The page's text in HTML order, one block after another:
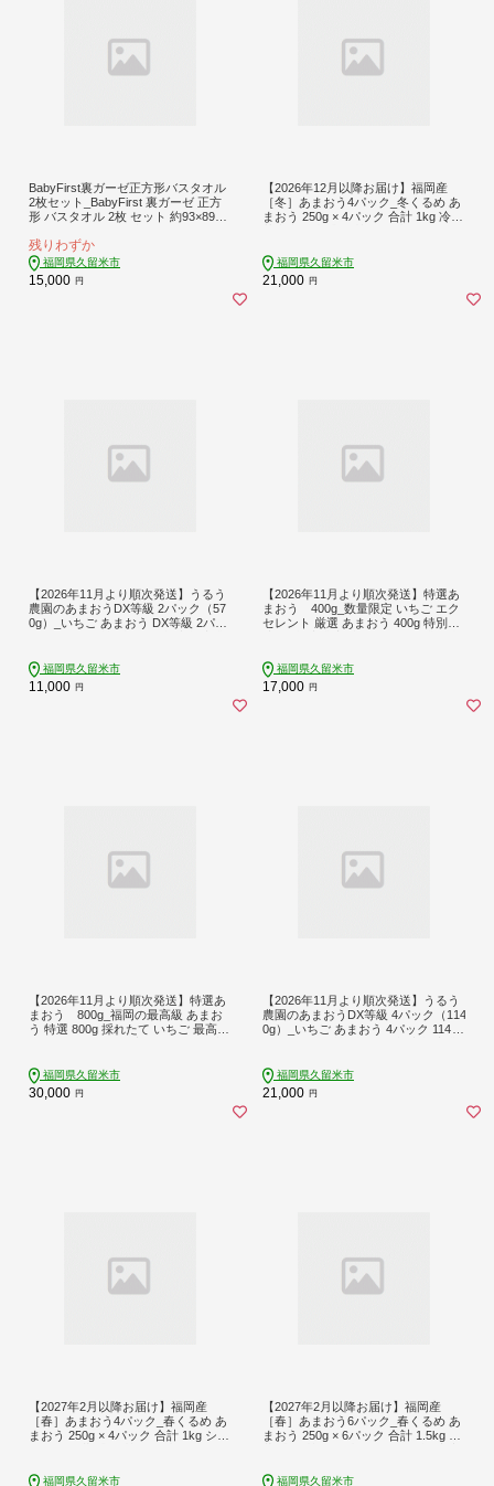
BabyFirst裏ガーゼ正方形バスタオル
2枚セット_BabyFirst 裏ガーゼ 正方
形 バスタオル 2枚 セット 約93×89cm
地 ガーゼ地 赤ちゃん 敏感肌 安心 安
全 天然素材 無漂白 無蛍光 出産祝い
日用品 お取り寄せ 福岡県 久留米市
送料無料_Qx016
残りわずか
福岡県久留米市
15,000 円
【2026年12月以降お届け】福岡産
［冬］あまおう4パック_冬くるめ あ
まおう 250g × 4パック 合計 1kg 冷蔵
ンジ おやつ お菓子 タルト クッキー
フルーツ スイーツ スムージー ジャ
ム 南国フルーツ お取り寄せ 福岡県
福岡県久留米市
21,000 円
【2026年11月より順次発送】うるう
農園のあまおうDX等級 2パック（57
0g）_いちご あまおう DX等級 2パッ
たて 農家直送 フルーツ 果物 冷蔵 5
年 研究開発 いちごジャム スイーツ
お取り寄せ お取り寄せグルメ 送料無
福岡県久留米市
11,000 円
【2026年11月より順次発送】特選あ
まおう 400g_数量限定 いちご エク
セレント 厳選 あまおう 400g 特別栽
ルーツ 果物 冷蔵 贈答用 一粒 丁寧な
梱包 贈り物 お歳暮 お取り寄せ 送料
無料_Fi006
福岡県久留米市
17,000 円
【2026年11月より順次発送】特選あ
まおう 800g_福岡の最高級 あまお
う 特選 800g 採れたて いちご 最高等
ごろイチゴ 福岡県 久留米市 フルー
ツ 贈答用 ギフト 農家から直送 取り
寄せ 送料無料_Fi005
福岡県久留米市
30,000 円
【2026年11月より順次発送】うるう
農園のあまおうDX等級 4パック（114
0g）_いちご あまおう 4パック 1140g
家直送 フルーツ 果物 冷蔵 スイーツ
スムージー いちごジャム お取り寄せ
お取り寄せグルメ 福岡県 久留米市
福岡県久留米市
21,000 円
【2027年2月以降お届け】福岡産
［春］あまおう4パック_春くるめ あ
まおう 250g × 4パック 合計 1kg シー
ンジ おやつ フルーツ スイーツ スム
福岡県久留米市
【2027年2月以降お届け】福岡産
［春］あまおう6パック_春くるめ あ
まおう 250g × 6パック 合計 1.5kg 冷
ンジ おやつ フルーツ スイーツ スム
福岡県久留米市